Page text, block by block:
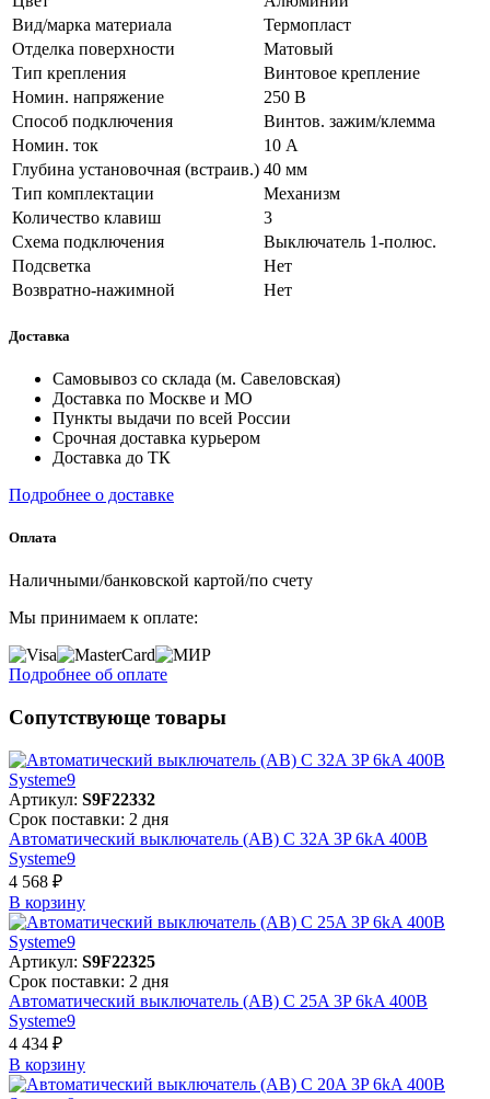
Вид/марка материала
Термопласт
Отделка поверхности
Матовый
Тип крепления
Винтовое крепление
Номин. напряжение
250 В
Способ подключения
Винтов. зажим/клемма
Номин. ток
10 А
Глубина установочная (встраив.) 40 мм
Тип комплектации
Механизм
Количество клавиш
3
Схема подключения
Выключатель 1-полюс.
Подсветка
Нет
Возвратно-нажимной
Нет
Доставка
Самовывоз со склада (м. Савеловская)
Доставка по Москве и МО
Пункты выдачи по всей России
Срочная доставка курьером
Доставка до ТК
Подробнее о доставке
Оплата
Наличными/банковской картой/по счету
Мы принимаем к оплате:
Подробнее об оплате
Сопутствующе товары
Артикул: S9F22332
Срок поставки: 2 дня
Автоматический выключатель (АВ) C 32A 3P 6kA 400В
Systeme9
4 568 ₽
В корзинy
Артикул: S9F22325
Срок поставки: 2 дня
Автоматический выключатель (АВ) C 25A 3P 6kA 400В
Systeme9
4 434 ₽
В корзинy